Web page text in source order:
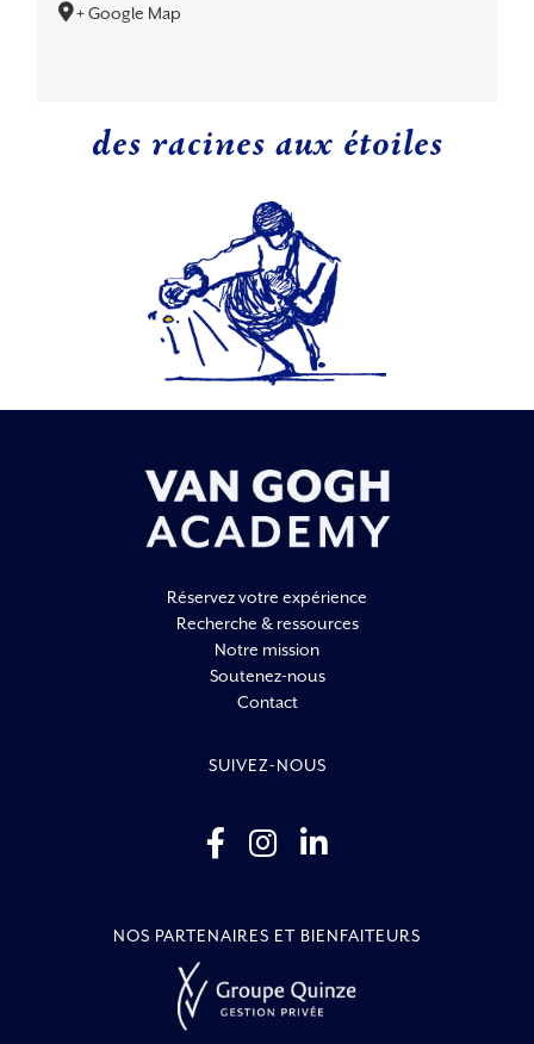
+ Google Map
des racines aux étoiles
Réservez votre expérience
Recherche & ressources
Notre mission
Soutenez-nous
Contact
SUIVEZ-NOUS
NOS PARTENAIRES ET BIENFAITEURS